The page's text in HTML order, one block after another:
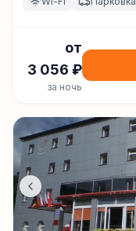
от
3 056 ₽
за ночь